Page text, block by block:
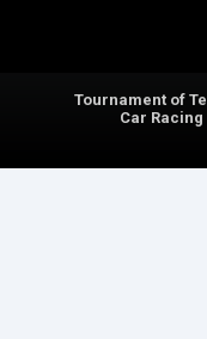
Tournament of
Car